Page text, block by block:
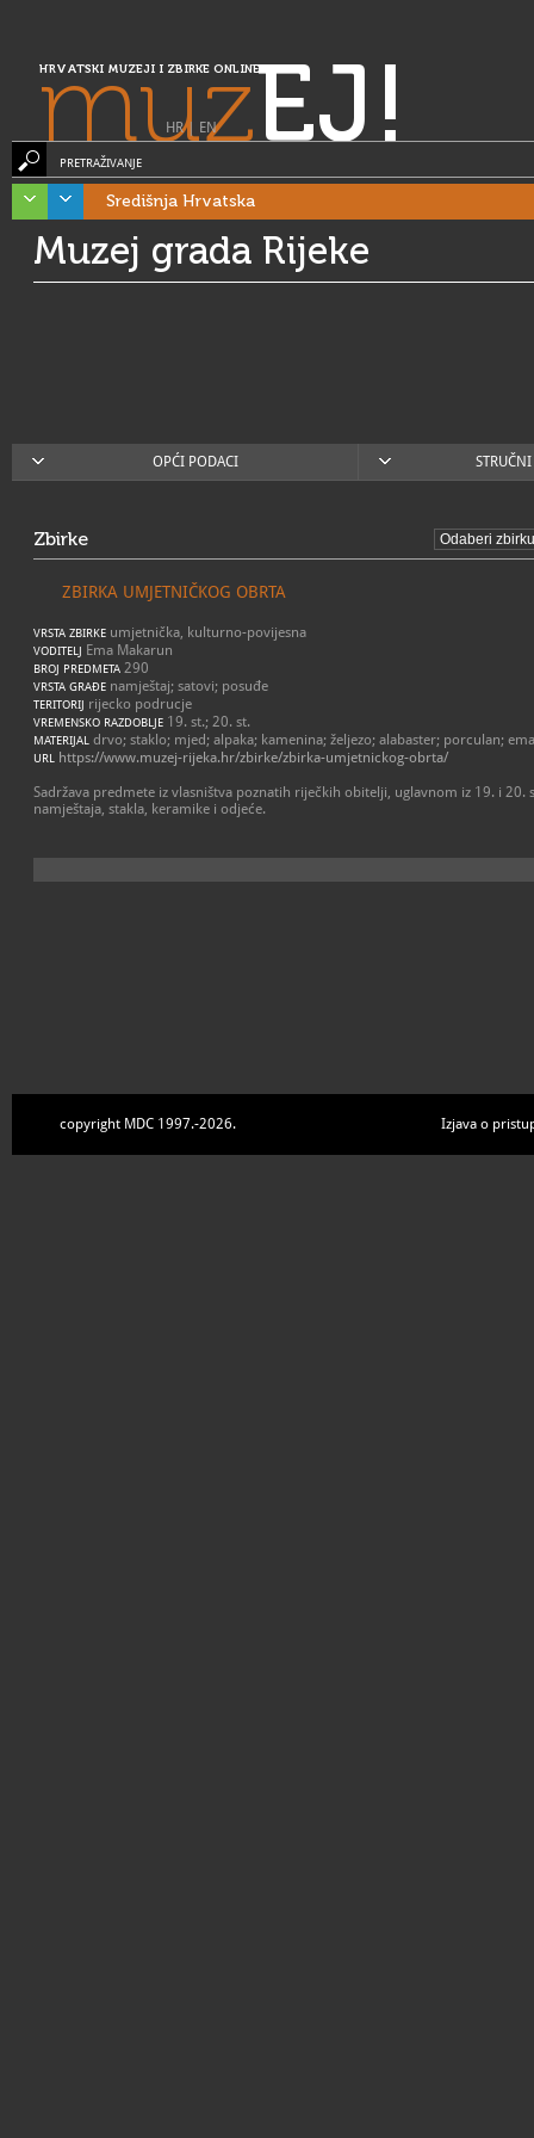
HRVATSKI MUZEJI I ZBIRKE ONLINE
muzEJ!
HR| EN
PRETRAŽIVANJE
Središnja Hrvatska
Muzej grada Rijeke
OPĆI PODACI
Zbirke
ZBIRKA UMJETNIČKOG OBRTA
VRSTA ZBIRKE umjetnička, kulturno-povijesna
VODITELJ Ema Makarun
BROJ PREDMETA 290
VRSTA GRAĐE namještaj; satovi; posuđe
TERITORIJ rijecko podrucje
VREMENSKO RAZDOBLJE 19. st.; 20. st.
MATERIJAL drvo; staklo; mjed; alpaka; kamenina; željezo; alabaster; porculan;
URL https://www.muzej-rijeka.hr/zbirke/zbirka-umjetnickog-obrta/
Sadržava predmete iz vlasništva poznatih riječkih obitelji, uglavnom iz 19. i
namještaja, stakla, keramike i odjeće.
copyright MDC 1997.-2026. Izjava o